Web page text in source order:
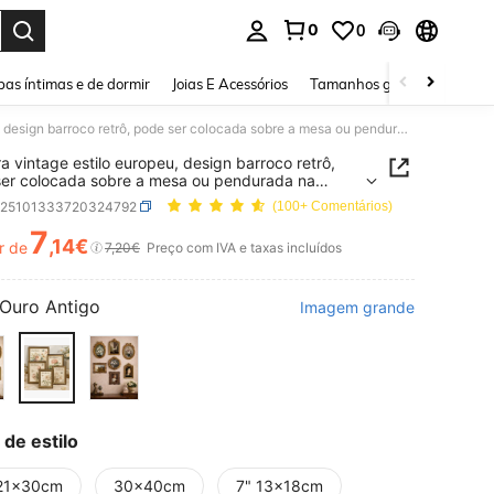
0 0
íntimas e de dormir Joias E Acessórios Tamanhos grandes
Moldura vintage estilo europeu, design barroco retrô, pode ser colocada sobre a mesa ou pendurada na parede, tamanhos 4x6, 5x7 e 8x10, decoração antiga para casa, decoração de Natal, presente de casamento, decoração clássica elegante, moldura de galeria vintage, exibição de fotos com charme rústico
vintage estilo europeu, design barroco retrô,
colocada sobre a mesa ou pendurada na
tamanhos 4x6, 5x7 e 8x10, decoração antiga
decoração de Natal, presente de casamento,
clássica elegante, moldura de galeria
exibição de fotos com charme rústico
(100+ Comentários)
AND AVAILABILITY
de7,14€ 7,20€ Preço com IVA e taxas incluídos
Ouro Antigo Imagem grande
de estilo
30x40cm 7" 13x18cm